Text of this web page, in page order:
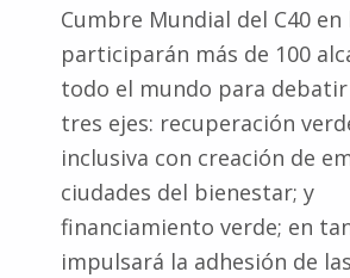
Cumbre Mundial del C40 en
participarán más de 100
todo el mundo para
tres ejes: recuperación
inclusiva con creación de
ciudades del bienestar; y
financiamiento verde; en
impulsará la adhesión de